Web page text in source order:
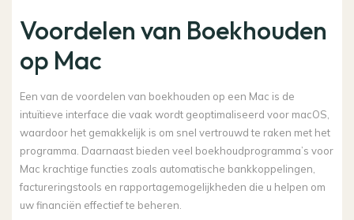
Voordelen van Boekhouden
op Mac
Een van de voordelen van boekhouden op een Mac is de
intuïtieve interface die vaak wordt geoptimaliseerd voor macOS,
waardoor het gemakkelijk is om snel vertrouwd te raken met het
programma. Daarnaast bieden veel boekhoudprogramma’s voor
Mac krachtige functies zoals automatische bankkoppelingen,
factureringstools en rapportagemogelijkheden die u helpen om
uw financiën effectief te beheren.